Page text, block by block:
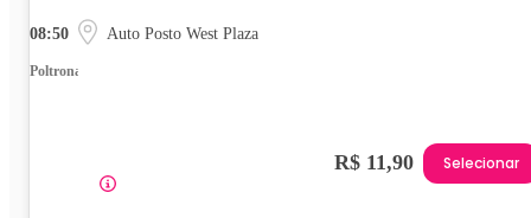
08:50 Auto Posto West Plaza
Poltrona
R$ 11,90 Selecionar